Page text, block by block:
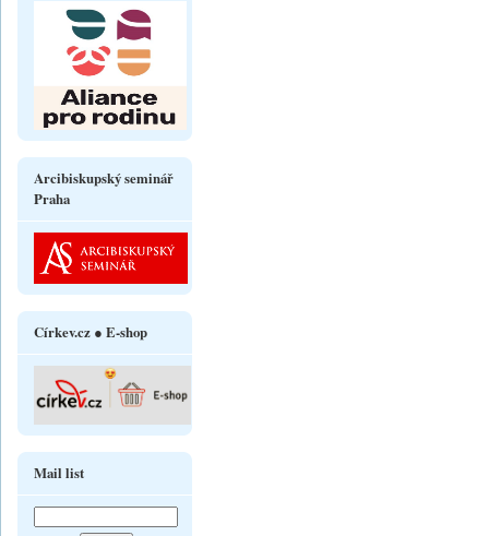
Arcibiskupský seminář
Praha
Církev.cz ● E-shop
Mail list